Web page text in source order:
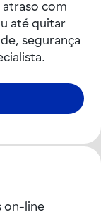
atraso com
até quitar
segurança
on-line